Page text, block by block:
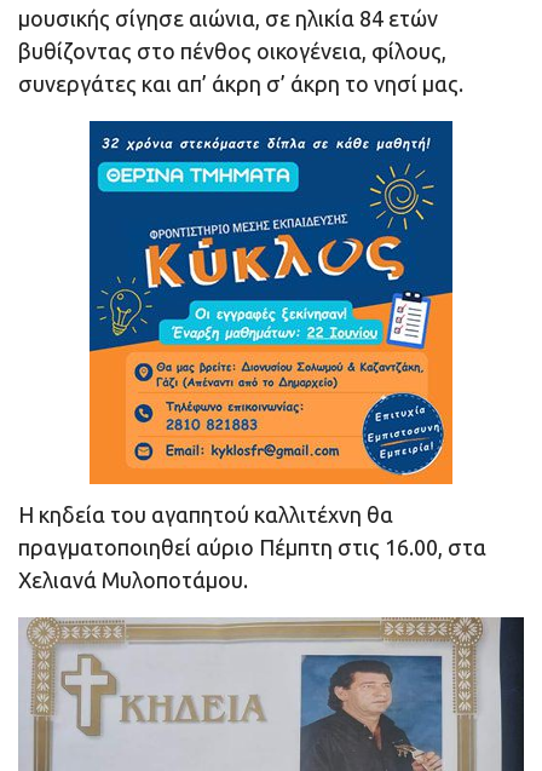
μουσικής σίγησε αιώνια, σε ηλικία 84 ετών
βυθίζοντας στο πένθος οικογένεια, φίλους,
συνεργάτες και απ’ άκρη σ’ άκρη το νησί μας.
Η κηδεία του αγαπητού καλλιτέχνη θα
πραγματοποιηθεί αύριο Πέμπτη στις 16.00, στα
Χελιανά Μυλοποτάμου.